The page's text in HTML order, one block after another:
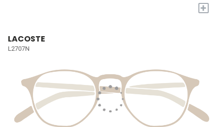
+
LACOSTE
L2707N